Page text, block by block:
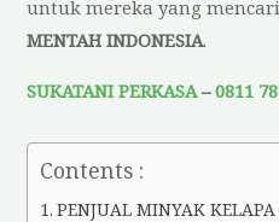
untuk mereka yang
MENTAH INDONESIA.
SUKATANI PERKASA–0811
Contents :
PENJUAL MINYAK